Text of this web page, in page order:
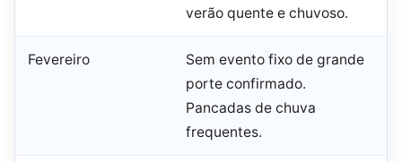
verão quente e chuvoso.
Fevereiro
Sem evento fixo de grande
porte confirmado.
Pancadas de chuva
frequentes.